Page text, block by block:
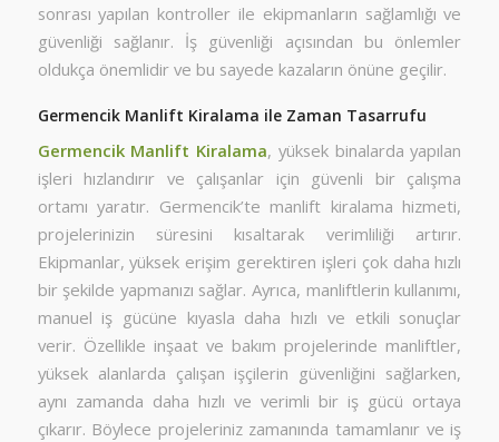
sonrası yapılan kontroller ile ekipmanların sağlamlığı ve
güvenliği sağlanır. İş güvenliği açısından bu önlemler
oldukça önemlidir ve bu sayede kazaların önüne geçilir.
Germencik Manlift Kiralama ile Zaman Tasarrufu
Germencik Manlift Kiralama, yüksek binalarda yapılan
işleri hızlandırır ve çalışanlar için güvenli bir çalışma
ortamı yaratır. Germencik’te manlift kiralama hizmeti,
projelerinizin süresini kısaltarak verimliliği artırır.
Ekipmanlar, yüksek erişim gerektiren işleri çok daha hızlı
bir şekilde yapmanızı sağlar. Ayrıca, manliftlerin kullanımı,
manuel iş gücüne kıyasla daha hızlı ve etkili sonuçlar
verir. Özellikle inşaat ve bakım projelerinde manliftler,
yüksek alanlarda çalışan işçilerin güvenliğini sağlarken,
aynı zamanda daha hızlı ve verimli bir iş gücü ortaya
çıkarır. Böylece projeleriniz zamanında tamamlanır ve iş